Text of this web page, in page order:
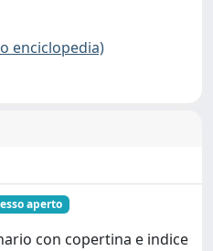
enciclopedia)
aperto
con copertina e indice